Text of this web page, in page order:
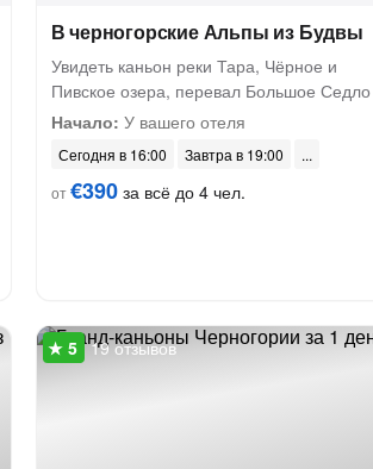
В черногорские Альпы из Будвы
Увидеть каньон реки Тара, Чёрное и
Пивское озера, перевал Большое Седло
Начало: У вашего отеля
Сегодня в 16:00
Завтра в 19:00
от€390за всё до 4 чел.
19 отзывов